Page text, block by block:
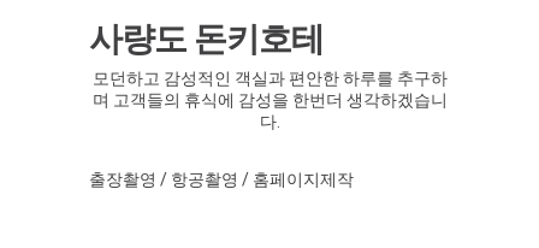
사량도 돈키호테
모던하고 감성적인 객실과 편안한 하루를 추구하
며 고객들의 휴식에 감성을 한번더 생각하겠습니
다.
출장촬영 / 항공촬영 / 홈페이지제작